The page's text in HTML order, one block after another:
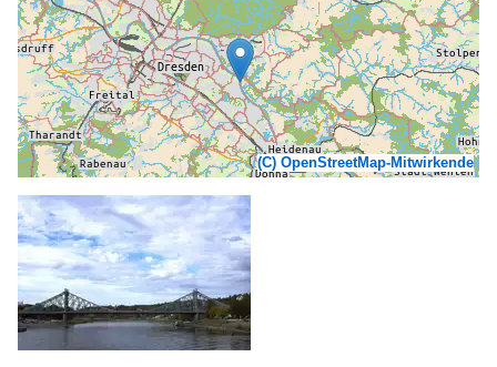
(C) OpenStreetMap-Mitwirkende